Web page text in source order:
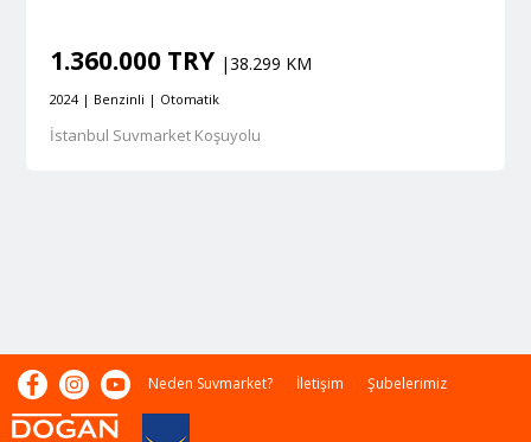
1.360.000 TRY |38.299 KM
2024 | Benzinli | Otomatik
İstanbul Suvmarket Koşuyolu
Neden Suvmarket? İletişim Şubelerimiz